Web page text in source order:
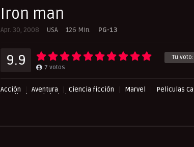
Iron man
Apr. 30, 2008 USA 126 Min. PG-13
Tu voto:
9.9 7 votos
Acción Aventura Ciencia ficción Marvel Peliculas
Peliculas Subtituladas